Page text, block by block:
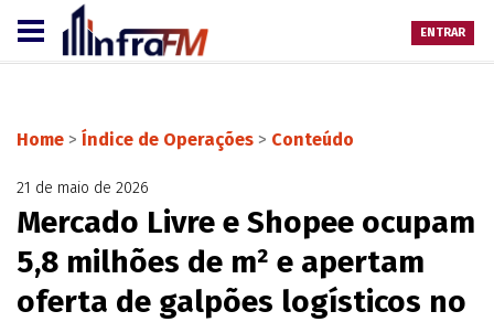
ENTRAR
Home > Índice de Operações > Conteúdo
21 de maio de 2026
Mercado Livre e Shopee ocupam
5,8 milhões de m² e apertam
oferta de galpões logísticos no